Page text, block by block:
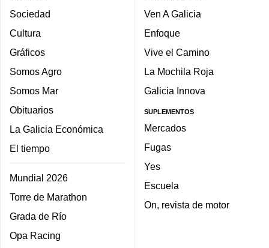
Sociedad
Cultura
Gráficos
Somos Agro
Somos Mar
Obituarios
La Galicia Económica
El tiempo
Mundial 2026
Torre de Marathon
Grada de Río
Opa Racing
Ven A Galicia
Enfoque
Vive el Camino
La Mochila Roja
Galicia Innova
SUPLEMENTOS
Mercados
Fugas
Yes
Escuela
On, revista de motor